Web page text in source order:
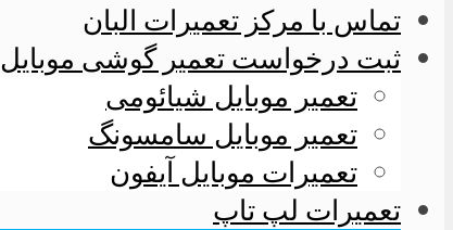
تماس با مرکز تعمیرات البان
ثبت درخواست تعمیر گوشی موبایل
تعمیر موبایل شیائومی
تعمیر موبایل سامسونگ
تعمیرات موبایل آیفون
تعمیرات لپ تاپ